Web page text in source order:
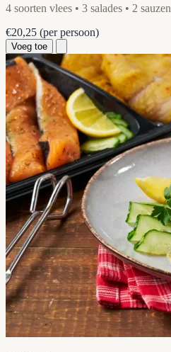
4 soorten vlees • 3 salades • 2 sauzen
€20,25 (per persoon)
Voeg toe